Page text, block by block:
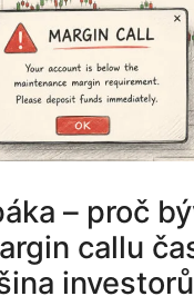
– proč
callu